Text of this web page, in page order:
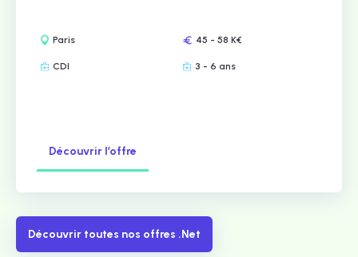
Paris 45 - 58 K€
CDI 3 - 6 ans
Découvrir l’offre
Découvrir toutes nos offres .Net